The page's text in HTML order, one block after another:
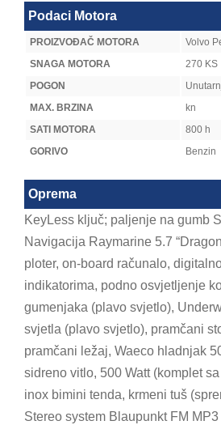
Podaci Motora
PROIZVOĐAČ MOTORA
Volvo
SNAGA MOTORA
270 KS
POGON
MAX. BRZINA
kn
SATI MOTORA
800 h
GORIVO
Benzin
Oprema
KeyLess ključ; paljenje na gumb
Navigacija Raymarine 5.7
ploter, on-board računalo,
indikatorima, podno osvjetljenje
gumenjaka (plavo svjetlo),
svjetla (plavo svjetlo), pramčani
pramčani ležaj, Waeco hladnjak
sidreno vitlo, 500 Watt (komplet
inox bimini tenda, krmeni tuš
Stereo system Blaupunkt FM